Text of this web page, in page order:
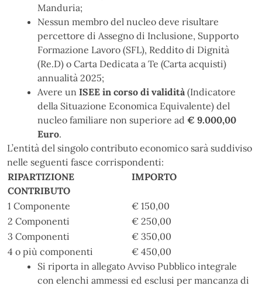
Manduria;
Nessun membro del nucleo deve risultare
percettore di Assegno di Inclusione, Supporto
Formazione Lavoro (SFL), Reddito di Dignità
(Re.D) o Carta Dedicata a Te (Carta acquisti)
annualità 2025;
Avere un ISEE in corso di validità (Indicatore
della Situazione Economica Equivalente) del
nucleo familiare non superiore ad € 9.000,00
Euro.
L’entità del singolo contributo economico sarà suddiviso
nelle seguenti fasce corrispondenti:
RIPARTIZIONE
CONTRIBUTO
IMPORTO
1 Componente
€ 150,00
2 Componenti
€ 250,00
3 Componenti
€ 350,00
4 o più componenti
€ 450,00
Si riporta in allegato Avviso Pubblico integrale
con elenchi ammessi ed esclusi per mancanza di